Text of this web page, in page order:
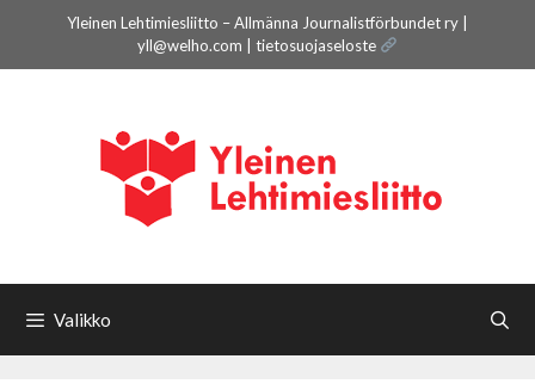
Yleinen Lehtimiesliitto – Allmänna Journalistförbundet ry |
yll@welho.com |tietosuojaseloste
Valikko